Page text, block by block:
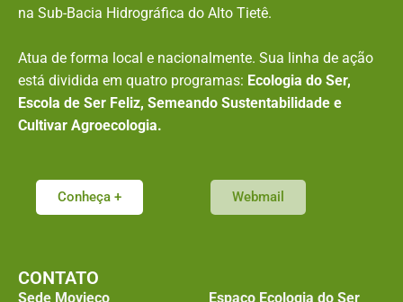
na Sub-Bacia Hidrográfica do Alto Tietê.
Atua de forma local e nacionalmente. Sua linha de ação
está dividida em quatro programas: Ecologia do Ser,
Escola de Ser Feliz, Semeando Sustentabilidade e
Cultivar Agroecologia.
Conheça + Webmail
CONTATO
Sede Movieco
Espaço Ecologia do Ser